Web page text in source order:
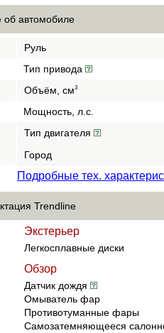
об автомобиле
Руль
Тип привода
Объём, см3
Мощность, л.с.
Тип двигателя
Город
Подробные тех.
Trendline
Экстерьер
Легкосплавные диски
Обзор
Датчик дождя
Омыватель фар
Противотуманные фары
Самозатемняющееся